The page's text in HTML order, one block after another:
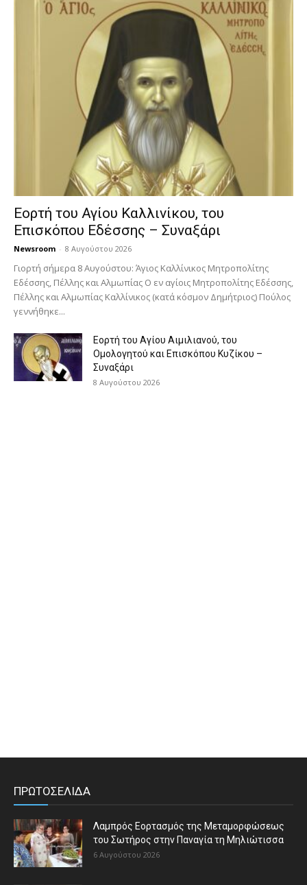
Εορτή του Αγίου Καλλινίκου, του
Επισκόπου Εδέσσης – Συναξάρι
Newsroom - 8 Αυγούστου 2026
Γιορτή σήμερα 8 Αυγούστου: Άγιος Καλλίνικος Μητροπολίτης
Εδέσσης, Πέλλης και Αλμωπίας Ο εν αγίοις Μητροπολίτης Εδέσσης,
Πέλλης και Αλμωπίας Καλλίνικος (κατά κόσμον Δημήτριος) Πούλος
γεννήθηκε...
Εορτή του Αγίου Αιμιλιανού, του
Ομολογητού και Επισκόπου Κυζίκου –
Συναξάρι
8 Αυγούστου 2026
ΠΡΩΤΟΣΕΛΙΔΑ
Λαμπρός Εορτασμός της Μεταμορφώσεως
του Σωτήρος στην Παναγία τη Μηλιώτισσα
6 Αυγούστου 2026